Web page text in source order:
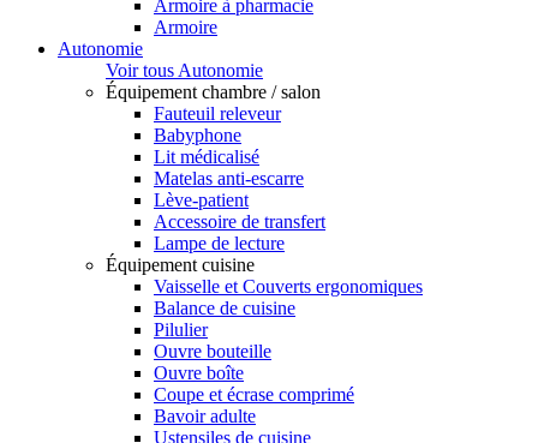
Armoire à pharmacie
Armoire
Autonomie
Voir tous Autonomie
Équipement chambre / salon
Fauteuil releveur
Babyphone
Lit médicalisé
Matelas anti-escarre
Lève-patient
Accessoire de transfert
Lampe de lecture
Équipement cuisine
Vaisselle et Couverts ergonomiques
Balance de cuisine
Pilulier
Ouvre bouteille
Ouvre boîte
Coupe et écrase comprimé
Bavoir adulte
Ustensiles de cuisine